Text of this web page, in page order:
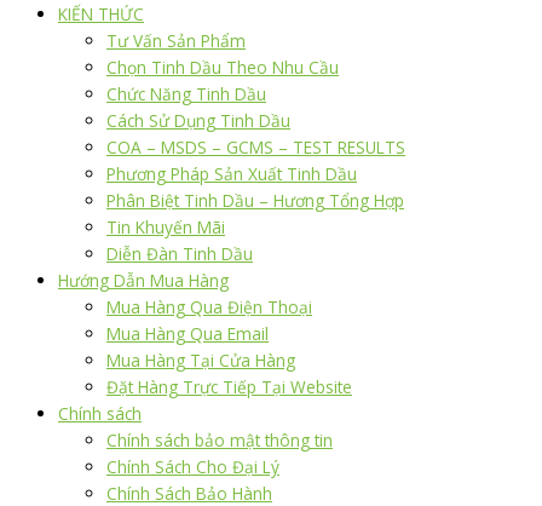
KIẾN THỨC
Tư Vấn Sản Phẩm
Chọn Tinh Dầu Theo Nhu Cầu
Chức Năng Tinh Dầu
Cách Sử Dụng Tinh Dầu
COA – MSDS – GCMS – TEST RESULTS
Phương Pháp Sản Xuất Tinh Dầu
Phân Biệt Tinh Dầu – Hương Tổng Hợp
Tin Khuyến Mãi
Diễn Đàn Tinh Dầu
Hướng Dẫn Mua Hàng
Mua Hàng Qua Điện Thoại
Mua Hàng Qua Email
Mua Hàng Tại Cửa Hàng
Đặt Hàng Trực Tiếp Tại Website
Chính sách
Chính sách bảo mật thông tin
Chính Sách Cho Đại Lý
Chính Sách Bảo Hành